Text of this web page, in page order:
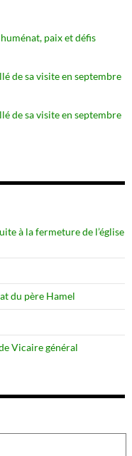
paix et défis
de sa visite en septembre
de sa visite en septembre
à la fermeture de l’église
du père Hamel
Vicaire général